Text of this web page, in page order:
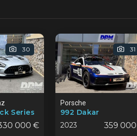
30
Series
000 €
31
Porsche
992 Dakar
2023
359